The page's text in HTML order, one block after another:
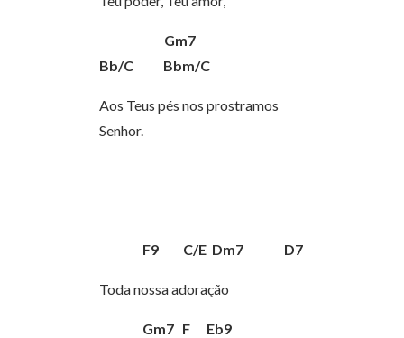
Gm7
Bb/C Bbm/C
Aos Teus pés nos prostramos
Senhor.
F9 C/E Dm7 D7
Toda nossa adoração
Gm7 F Eb9